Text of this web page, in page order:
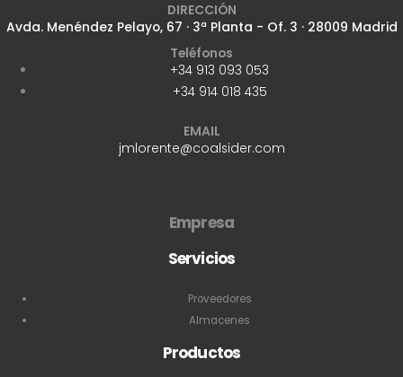
DIRECCIÓN
Avda. Menéndez Pelayo, 67 · 3ª Planta - Of. 3 · 28009 Madrid
Teléfonos
+34 913 093 053
+34 914 018 435
EMAIL
jmlorente@coalsider.com
Empresa
Servicios
Proveedores
Almacenes
Productos